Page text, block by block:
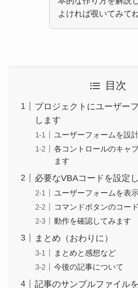
よければ覗いてみて
目次
プロジェクトにユーザー
します
ユーザーフォームを設
各コントロールのキャ
ます
必要なVBAコードを設定
ユーザーフォームを表
コマンドボタンのコード
動作を確認してみます
まとめ（おわりに）
まとめと感想など
今後の記事について
記事のサンプルファイル